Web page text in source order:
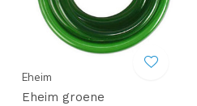
Eheim
Eheim groene